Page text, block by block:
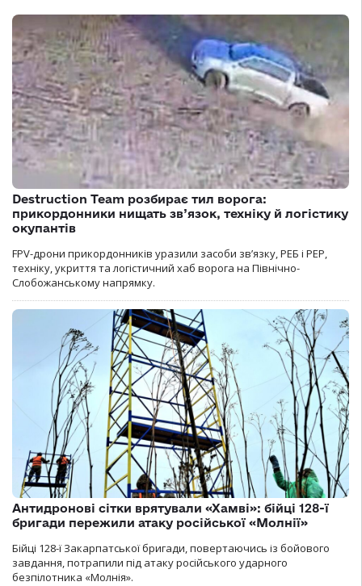
Destruction Team розбирає тил ворога:
прикордонники нищать зв’язок, техніку й логістику
окупантів
FPV-дрони прикордонників уразили засоби зв’язку, РЕБ і РЕР,
техніку, укриття та логістичний хаб ворога на Північно-
Слобожанському напрямку.
Антидронові сітки врятували «Хамві»: бійці 128-ї
бригади пережили атаку російської «Молнії»
Бійці 128-ї Закарпатської бригади, повертаючись із бойового
завдання, потрапили під атаку російського ударного
безпілотника «Молнія».